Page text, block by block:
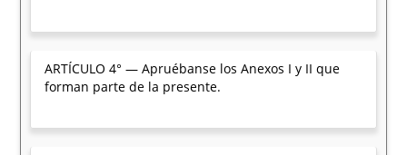
ARTÍCULO 4° — Apruébanse los Anexos I y II que
forman parte de la presente.